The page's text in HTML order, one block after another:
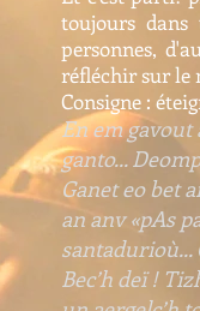
toujours
personnes,
réfléchir sur le
Consigne :
En em
ganto...
Ganet eo bet
an anv «pAs
santadurioù...
Bec’h deï !